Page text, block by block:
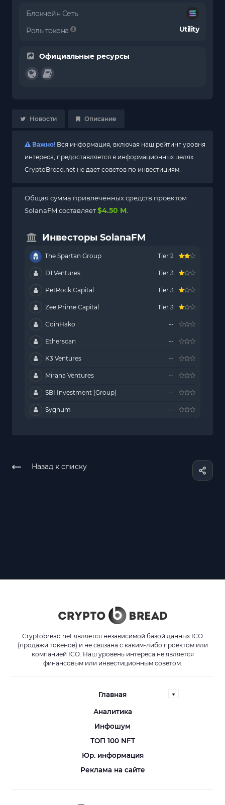
Блокчейн Сеть
Роль токена
Utility
Официальные ресурсы
Новости Описание
Важно! Вся информация, включая наш рейтинг уровня
интереса, предоставляется в информационных целях.
CryptoBread.net не дает советов по инвестициям.
Общая сумма привлеченных средств проектом
SolanaFM составляет$4.50 M.
Инвесторы SolanaFM
The Spartan Group Tier 2
D1 Ventures Tier 3
PetRock Capital Tier 3
Zee Prime Capital Tier 3
CoinHako --
Etherscan --
K3 Ventures --
Mirana Ventures --
SBI Investment (Group) --
Sygnum --
Назад к списку
Cryptobread.net является независимой базой данных ICO
(продажи токенов) и не связана с каким-либо проектом или
компанией ICO. Наш уровень интереса не является
финансовым или инвестиционным советом.
Главная
Аналитика
Инфошум
ТОП 100 NFT
Юр. информация
Реклама на сайте